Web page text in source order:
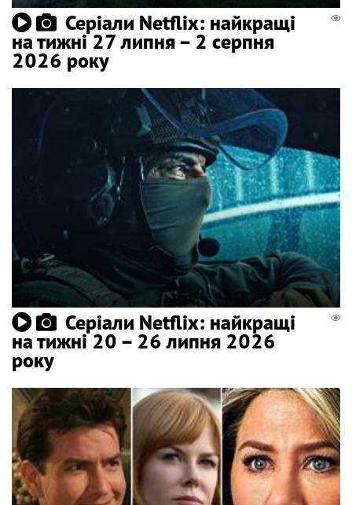
Серіали Netflix: найкращі
на тижні 27 липня – 2 серпня
2026 року
Серіали Netflix: найкращі
на тижні 20 – 26 липня 2026
року